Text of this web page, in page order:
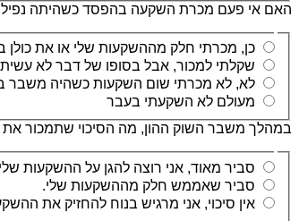
האם אי פעם מכרת השקעה בהפסד כשהיתה
כן, מכרתי חלק מההשקעות שלי או את כולן
שקלתי למכור, אבל בסופו של דבר לא
לא, לא מכרתי שום השקעות כשהיה משבר
מעולם לא השקעתי בעבר
במהלך משבר השוק ההון, מה הסיכוי שתמכור
סביר מאוד, אני רוצה להגן על ההשקעות
סביר שאממש חלק מההשקעות שלי.
אין סיכוי, אני מרגיש בנוח להחזיק את